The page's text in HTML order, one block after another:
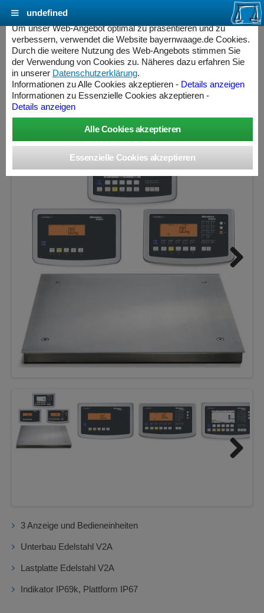
MINEBEA INTEC Combics Plattformwaage 4-
300IG-I Edelstahl V2A
Wägebereich: 300 kg, Ablesbarkeit: 10 g, nicht eichfähig
3 Anzeige und Bedieneinheiten
Unterbau Edelstahl V2A
Lastplatte Edelstahl V2A
Indikator IP69k, Plattform IP67
Cookie Einstellungen - bayernwaage.de
Um unser Web-Angebot optimal zu präsentieren und zu
verbessern, verwendet die Website bayernwaage.de Cookies.
Durch die weitere Nutzung des Web-Angebots stimmen Sie
der Verwendung von Cookies zu. Näheres dazu erfahren Sie
in unserer Datenschutzerklärung.
Informationen zu Alle Cookies akzeptieren - Details anzeigen
Informationen zu Essenzielle Cookies akzeptieren -
Details anzeigen
undefined
Controller